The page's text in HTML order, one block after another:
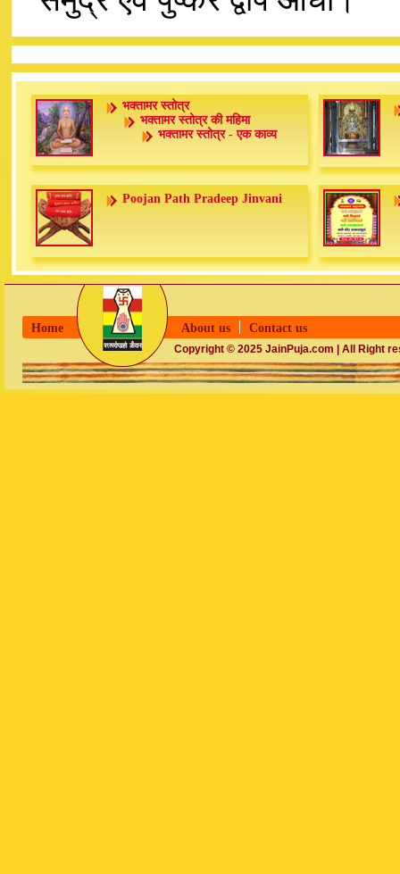
भक्तामर स्तोत्र
भक्तामर स्तोत्र की महिमा
भक्तामर स्तोत्र - एक काव्य
Poojan Path Pradeep Jinvani
Home About us Contact us
Copyright © 2025 JainPuja.com | All Right